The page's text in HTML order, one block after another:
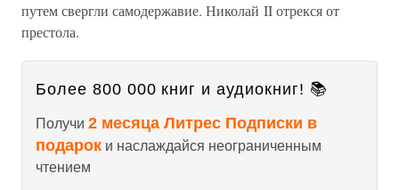
путем свергли самодержавие. Николай II отрекся от
престола.
Более 800 000 книг и аудиокниг! 📚
Получи 2 месяца Литрес Подписки в
подарок и наслаждайся неограниченным
чтением